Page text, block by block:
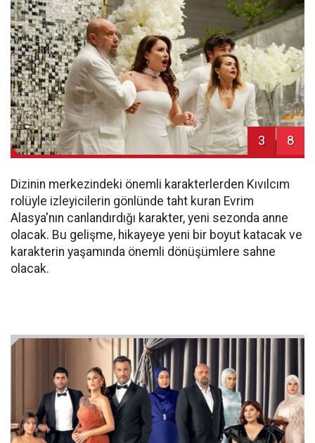
3 8
Dizinin merkezindeki önemli karakterlerden Kıvılcım
rolüyle izleyicilerin gönlünde taht kuran Evrim
Alasya'nın canlandırdığı karakter, yeni sezonda anne
olacak. Bu gelişme, hikayeye yeni bir boyut katacak ve
karakterin yaşamında önemli dönüşümlere sahne
olacak.